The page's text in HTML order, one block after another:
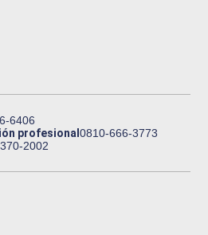
6406
profesional0810-666-3773
2002